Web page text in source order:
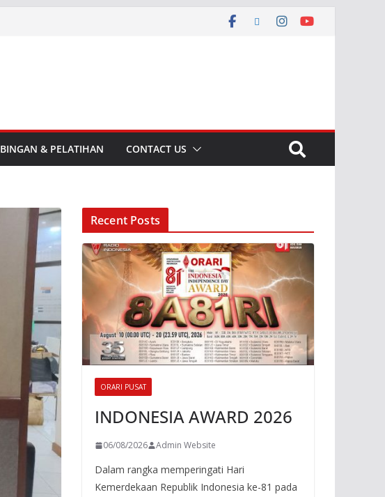
& PELATIHAN CONTACT US
Recent Posts
ORARI PUSAT
INDONESIA AWARD 2026
06/08/2026 Admin Website
Dalam rangka memperingati Hari
Kemerdekaan Republik Indonesia ke-81 pada